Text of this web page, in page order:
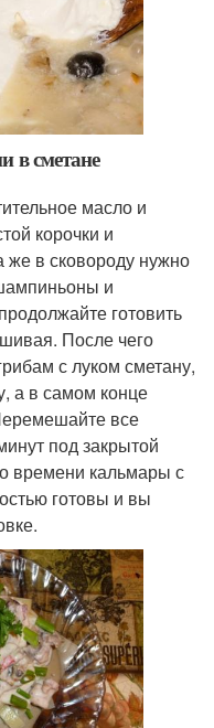
в сметане
масло и
корочки и
же в сковороду нужно
и
готовить
После чего
с луком сметану,
а в самом конце
все
под закрытой
времени кальмары с
готовы и вы